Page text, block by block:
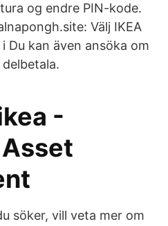
og endre PIN-kode.
Välj IKEA
Du kan även ansöka om
-
söker, vill veta mer om